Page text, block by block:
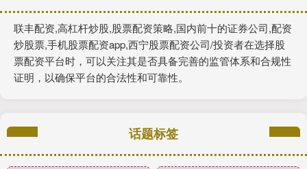
联丰配资,高杠杆炒股,股票配资策略,国内前十的证券公司,配资
炒股票,手机股票配资app,西宁股票配资公司/投资者在选择股
票配资平台时，可以关注其是否具备完善的监管体系和合规性
证明，以确保平台的合法性和可靠性。
话题标签